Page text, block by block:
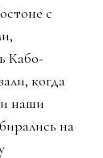
с
Кабо-
когда
наши
на